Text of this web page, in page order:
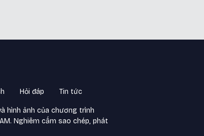
Hỏi đáp Tin tức
hình ảnh của chương trình
Nghiêm cấm sao chép, phát